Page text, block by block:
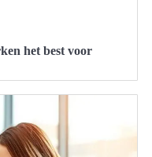
het best voor